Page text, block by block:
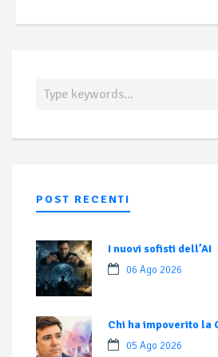
POST RECENTI
I nuovi sofisti dell’AI
06 Ago 2026
Chi ha impoverito la
05 Ago 2026